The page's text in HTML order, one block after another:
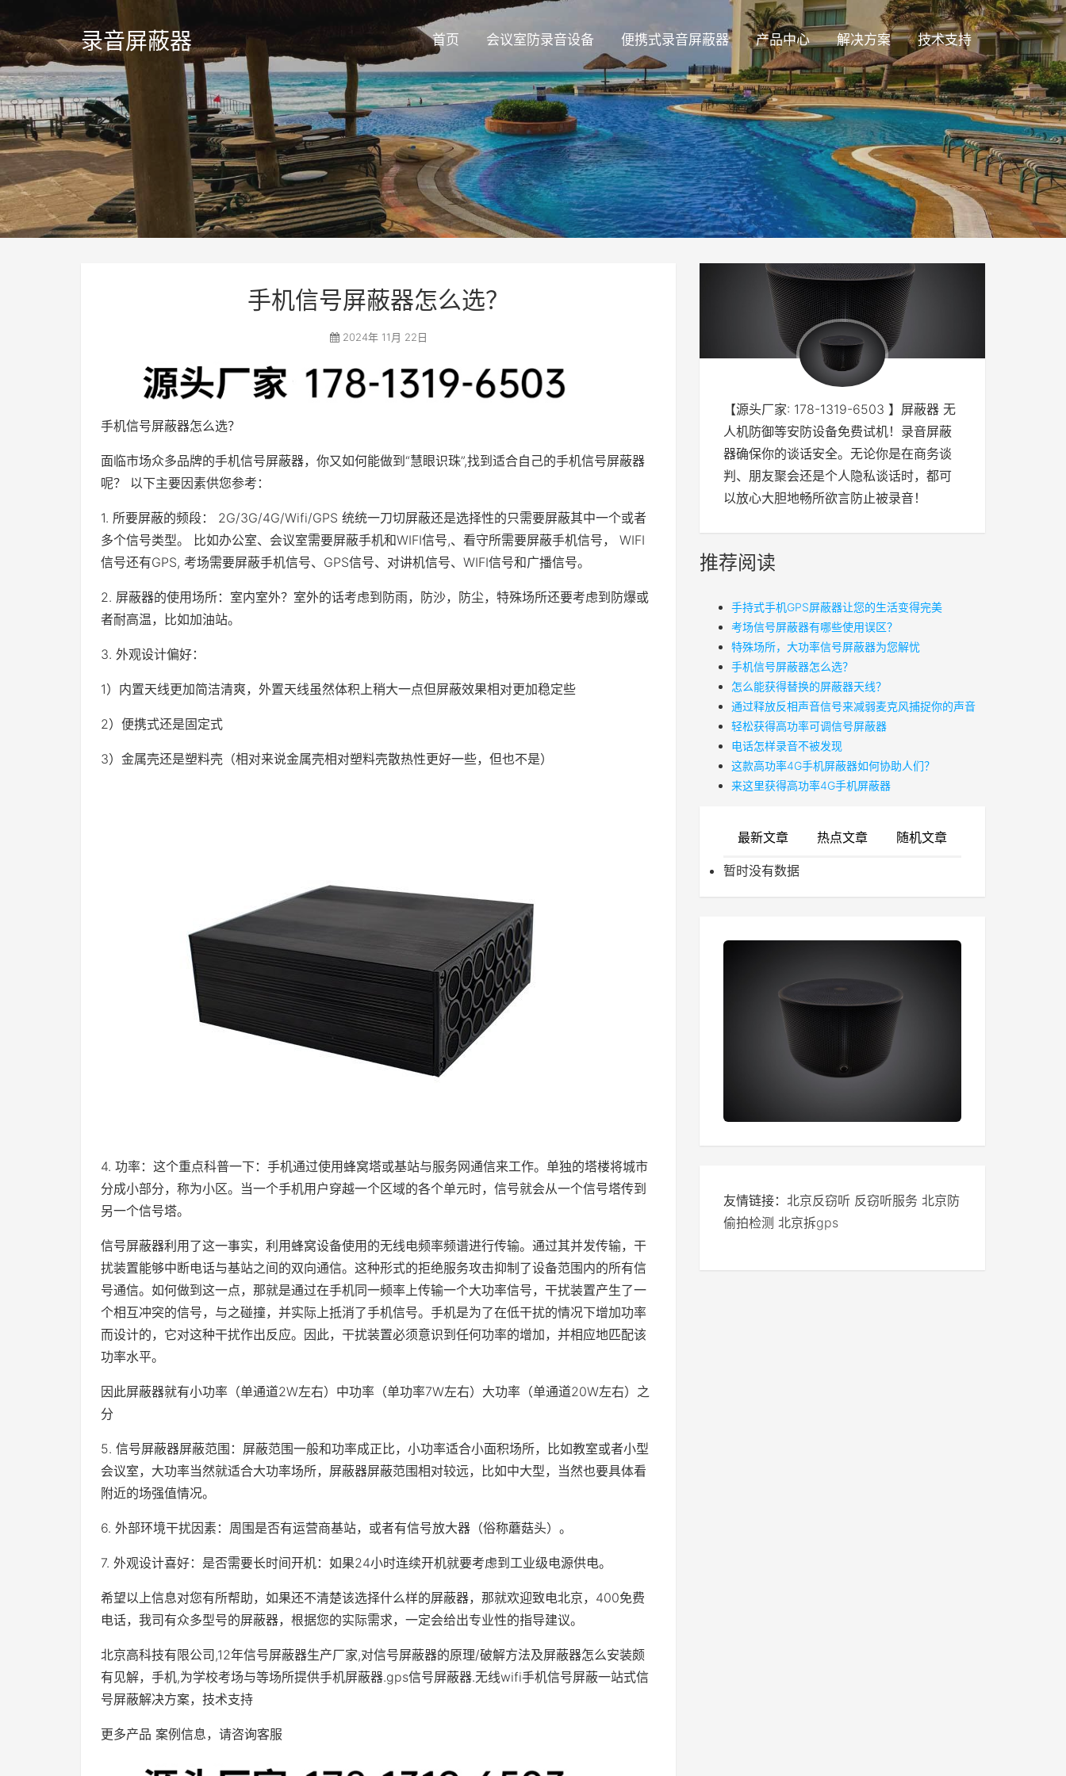
录音屏蔽器 首页 会议室防录音设备 便携式录音屏蔽器 产品中心 解决方案 技术支持
手机信号屏蔽器怎么选？
2024年 11月 22日
手机信号屏蔽器怎么选？
面临市场众多品牌的手机信号屏蔽器，你又如何能做到“慧眼识珠”,找到适合自己的手机信号屏蔽器
呢？ 以下主要因素供您参考：
1. 所要屏蔽的频段： 2G/3G/4G/Wifi/GPS 统统一刀切屏蔽还是选择性的只需要屏蔽其中一个或者
多个信号类型。 比如办公室、会议室需要屏蔽手机和WIFI信号,、看守所需要屏蔽手机信号， WIFI
信号还有GPS, 考场需要屏蔽手机信号、GPS信号、对讲机信号、WIFI信号和广播信号。
2. 屏蔽器的使用场所：室内室外？室外的话考虑到防雨，防沙，防尘，特殊场所还要考虑到防爆或
者耐高温，比如加油站。
3. 外观设计偏好：
1）内置天线更加简洁清爽，外置天线虽然体积上稍大一点但屏蔽效果相对更加稳定些
2）便携式还是固定式
3）金属壳还是塑料壳（相对来说金属壳相对塑料壳散热性更好一些，但也不是）
4. 功率：这个重点科普一下：手机通过使用蜂窝塔或基站与服务网通信来工作。单独的塔楼将城市
分成小部分，称为小区。当一个手机用户穿越一个区域的各个单元时，信号就会从一个信号塔传到
另一个信号塔。
信号屏蔽器利用了这一事实，利用蜂窝设备使用的无线电频率频谱进行传输。通过其并发传输，干
扰装置能够中断电话与基站之间的双向通信。这种形式的拒绝服务攻击抑制了设备范围内的所有信
号通信。如何做到这一点，那就是通过在手机同一频率上传输一个大功率信号，干扰装置产生了一
个相互冲突的信号，与之碰撞，并实际上抵消了手机信号。手机是为了在低干扰的情况下增加功率
而设计的，它对这种干扰作出反应。因此，干扰装置必须意识到任何功率的增加，并相应地匹配该
功率水平。
因此屏蔽器就有小功率（单通道2W左右）中功率（单功率7W左右）大功率（单通道20W左右）之
分
5. 信号屏蔽器屏蔽范围：屏蔽范围一般和功率成正比，小功率适合小面积场所，比如教室或者小型
会议室，大功率当然就适合大功率场所，屏蔽器屏蔽范围相对较远，比如中大型，当然也要具体看
附近的场强值情况。
6. 外部环境干扰因素：周围是否有运营商基站，或者有信号放大器（俗称蘑菇头）。
7. 外观设计喜好：是否需要长时间开机：如果24小时连续开机就要考虑到工业级电源供电。
希望以上信息对您有所帮助，如果还不清楚该选择什么样的屏蔽器，那就欢迎致电北京，400免费
电话，我司有众多型号的屏蔽器，根据您的实际需求，一定会给出专业性的指导建议。
北京高科技有限公司,12年信号屏蔽器生产厂家,对信号屏蔽器的原理/破解方法及屏蔽器怎么安装颇
有见解，手机,为学校考场与等场所提供手机屏蔽器.gps信号屏蔽器.无线wifi手机信号屏蔽一站式信
号屏蔽解决方案，技术支持
更多产品 案例信息，请咨询客服
【源头厂家: 178-1319-6503 】屏蔽器 无
人机防御等安防设备免费试机！录音屏蔽
器确保你的谈话安全。无论你是在商务谈
判、朋友聚会还是个人隐私谈话时，都可
以放心大胆地畅所欲言防止被录音！
推荐阅读
手持式手机GPS屏蔽器让您的生活变得完美
考场信号屏蔽器有哪些使用误区？
特殊场所，大功率信号屏蔽器为您解忧
手机信号屏蔽器怎么选？
怎么能获得替换的屏蔽器天线？
通过释放反相声音信号来减弱麦克风捕捉你的声音
​轻松获得高功率可调信号屏蔽器
电话怎样录音不被发现
​这款高功率4G手机屏蔽器如何协助人们？
来这里获得高功率4G手机屏蔽器
最新文章 热点文章 随机文章
暂时没有数据
友情链接： 北京反窃听 反窃听服务 北京防
偷拍检测 北京拆gps